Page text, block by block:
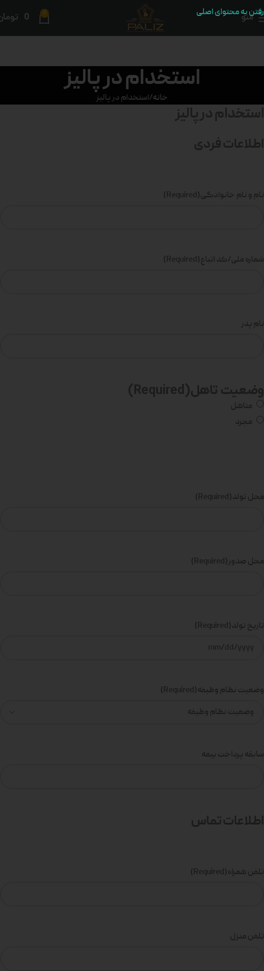
رفتن به محتوای اصلی
منو 0
0
استخدام در پالیز
خانه استخدام در پالیز
استخدام در پالیز
اطلاعات فردی
نام و نام خانوادگی(Required)
شماره ملی/کد اتباع(Required)
نام پدر
وضعیت تاهل(Required)
متاهل
مجرد
محل تولد(Required)
محل صدور (Required)
تاریخ تولد(Required)
وضعیت نظام وظیفه(Required)
سابقه پرداخت بیمه
اطلاعات تماس
تلفن همراه(Required)
تلفن منزل